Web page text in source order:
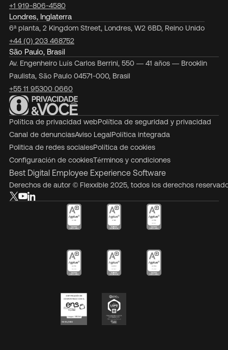
+1 919-806-4580
Londres, Inglaterra
6ª planta, 2 Kingdom Street, Londres, W2 6BD, Reino Unido
+44 (0) 203 468752
São Paulo, Brasil
Av. Engenheiro Luís Carlos Berrini, 550 — 41 años — Brooklin
Paulista, São Paulo 04571-000, Brasil
+55 11 95300 0660
Política de privacidad webPolítica de seguridad y privacidad
Canal de denunciasAviso LegalPolítica integrada
Politica de redes socialesPolítica de cookies
Configuración de cookiesTérminos y condiciones
Best Digital Employee Experience Software
Derechos de autor © Flexxible 2025, todos los derechos